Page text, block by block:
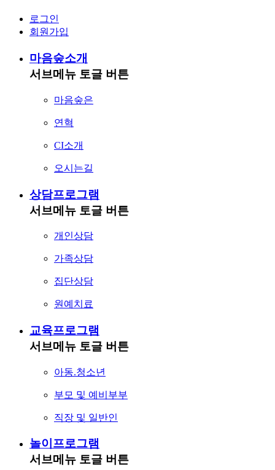
로그인
회원가입
마음숲소개
서브메뉴 토글 버튼
마음숲은
연혁
CI소개
오시는길
상담프로그램
서브메뉴 토글 버튼
개인상담
가족상담
집단상담
원예치료
교육프로그램
서브메뉴 토글 버튼
아동.청소년
부모 및 예비부부
직장 및 일반인
놀이프로그램
서브메뉴 토글 버튼